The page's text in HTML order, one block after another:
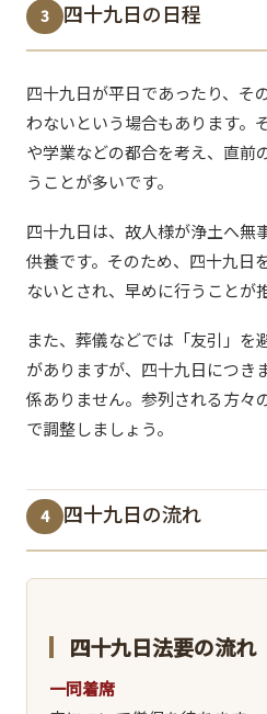
3 四十九日の日程
四十九日が平日であったり、そ
わないという場合もあります。
や学業などの都合を考え、直前
うことが多いです。
四十九日は、故人様が浄土へ無
供養です。そのため、四十九日
ないとされ、早めに行うことが
また、葬儀などでは「友引」を
がありますが、四十九日につき
係ありません。参列される方々
で調整しましょう。
4 四十九日の流れ
四十九日法要の流れ
一同着席